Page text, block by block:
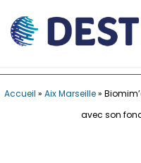
Accueil » Aix Marseille»
avec son